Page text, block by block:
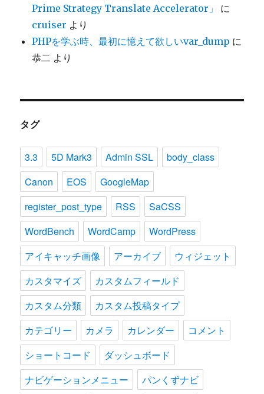
Prime Strategy Translate Accelerator」
に
cruiser より
PHPを学ぶ時、最初に憶えて欲しいvar_dump に
恭二 より
タグ
3.3 5D Mark3 Admin SSL
body_class
Canon
EOS
GoogleMap
register_post_type
RSS
SaCSS
WordBench
WordCamp
WordPress
アイキャッチ画像
アーカイブ
ウィジェット
カスタマイズ
カスタムフィールド
カスタム分類
カスタム投稿タイプ
カテゴリー
カメラ カレンダー
コメント
ショートコード
ダッシュボード
ナビゲーションメニュー
パンくずナビ